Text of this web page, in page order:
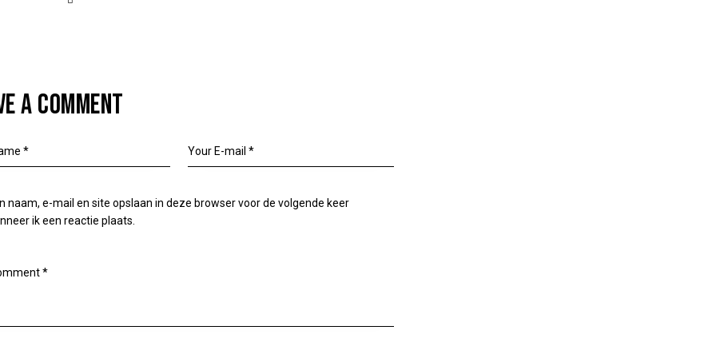
A COMMENT
naam, e-mail en site opslaan in deze browser voor de volgende keer
ik een reactie plaats.